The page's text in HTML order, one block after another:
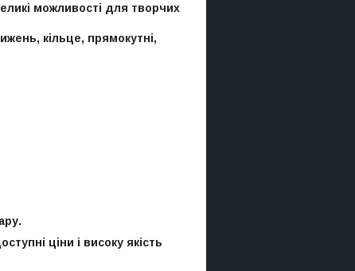
можливості для творчих
кільце, прямокутні,
ціни і високу якість